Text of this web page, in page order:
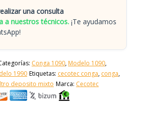
una consulta
a nuestros técnicos. ¡Te ayudamos
Conga 1090, Modelo 1090,
1990 Etiquetas: cecotec conga, conga,
deposito mixto Marca: Cecotec